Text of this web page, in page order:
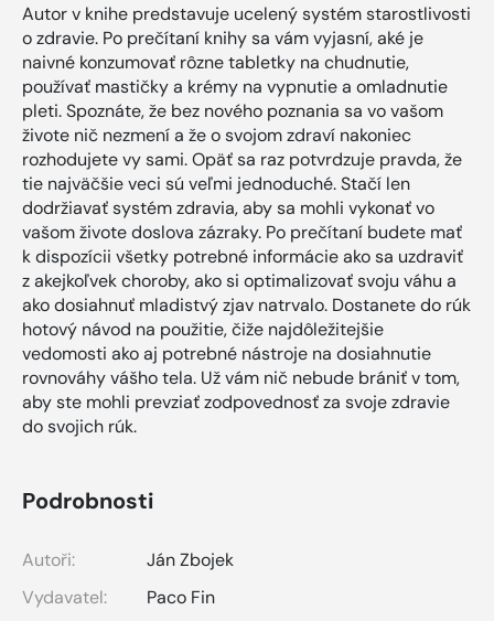
Autor v knihe predstavuje ucelený systém starostlivosti
o zdravie. Po prečítaní knihy sa vám vyjasní, aké je
naivné konzumovať rôzne tabletky na chudnutie,
používať mastičky a krémy na vypnutie a omladnutie
pleti. Spoznáte, že bez nového poznania sa vo vašom
živote nič nezmení a že o svojom zdraví nakoniec
rozhodujete vy sami. Opäť sa raz potvrdzuje pravda, že
tie najväčšie veci sú veľmi jednoduché. Stačí len
dodržiavať systém zdravia, aby sa mohli vykonať vo
vašom živote doslova zázraky. Po prečítaní budete mať
k dispozícii všetky potrebné informácie ako sa uzdraviť
z akejkoľvek choroby, ako si optimalizovať svoju váhu a
ako dosiahnuť mladistvý zjav natrvalo. Dostanete do rúk
hotový návod na použitie, čiže najdôležitejšie
vedomosti ako aj potrebné nástroje na dosiahnutie
rovnováhy vášho tela. Už vám nič nebude brániť v tom,
aby ste mohli prevziať zodpovednosť za svoje zdravie
do svojich rúk.
Podrobnosti
Autoři:
Ján Zbojek
Vydavatel:
Paco Fin